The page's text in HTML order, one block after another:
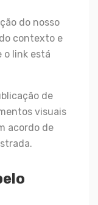
do nosso
contexto e
o link está
de
visuais
acordo de